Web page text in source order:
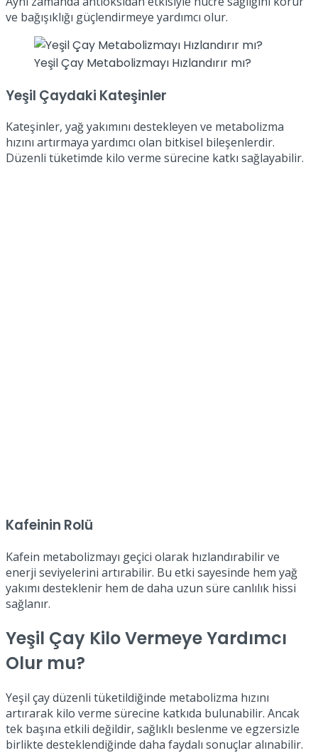
ve bağışıklığı güçlendirmeye yardımcı olur.
Yeşil Çay Metabolizmayı Hızlandırır mı?
Yeşil Çaydaki Kateşinler
Kateşinler, yağ yakımını destekleyen ve metabolizma
hızını artırmaya yardımcı olan bitkisel bileşenlerdir.
Düzenli tüketimde kilo verme sürecine katkı sağlayabilir.
Kafeinin Rolü
Kafein metabolizmayı geçici olarak hızlandırabilir ve
enerji seviyelerini artırabilir. Bu etki sayesinde hem yağ
yakımı desteklenir hem de daha uzun süre canlılık hissi
sağlanır.
Yeşil Çay Kilo Vermeye Yardımcı
Olur mu?
Yeşil çay düzenli tüketildiğinde metabolizma hızını
artırarak kilo verme sürecine katkıda bulunabilir. Ancak
tek başına etkili değildir, sağlıklı beslenme ve egzersizle
birlikte desteklendiğinde daha faydalı sonuçlar alınabilir.